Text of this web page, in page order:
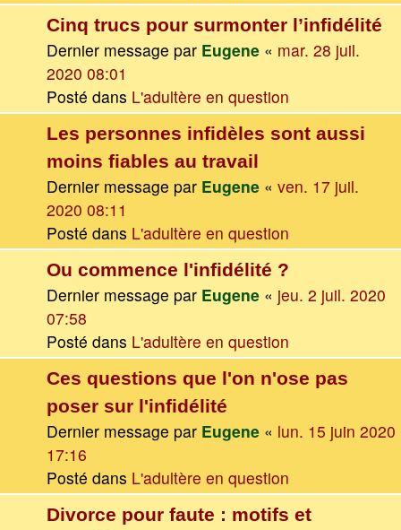
Cinq trucs pour surmonter l’infidélité
Dernier message par Eugene « mar. 28 juil.
2020 08:01
Posté dans L'adultère en question
Les personnes infidèles sont aussi
moins fiables au travail
Dernier message par Eugene « ven. 17 juil.
2020 08:11
Posté dans L'adultère en question
Ou commence l'infidélité ?
Dernier message par Eugene « jeu. 2 juil. 2020
07:58
Posté dans L'adultère en question
Ces questions que l'on n'ose pas
poser sur l'infidélité
Dernier message par Eugene « lun. 15 juin 2020
17:16
Posté dans L'adultère en question
Divorce pour faute : motifs et